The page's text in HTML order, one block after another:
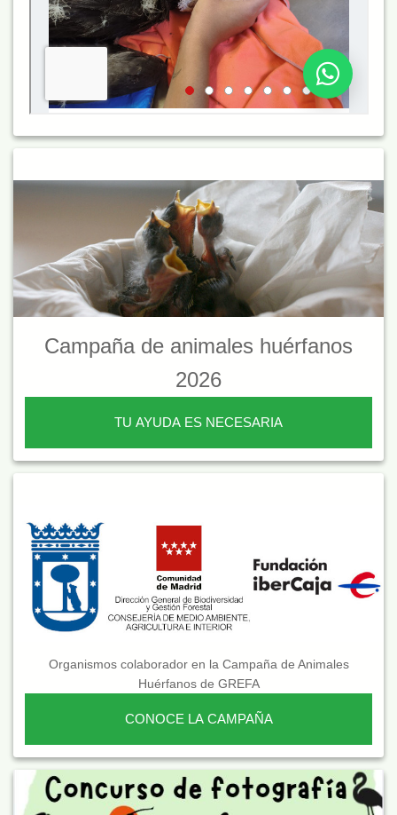
Campaña de animales huérfanos
2026
TU AYUDA ES NECESARIA
Organismos colaborador en la Campaña de Animales
Huérfanos de GREFA
CONOCE LA CAMPAÑA